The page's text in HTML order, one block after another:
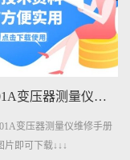
GDW401A变压器测量仪维修手册下载
变压器测量仪维修手册
片即可下载↓↓↓